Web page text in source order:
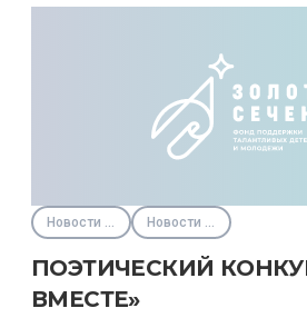
Новости партнёров Новости Фонда
ПОЭТИЧЕСКИЙ
ВМЕСТЕ»